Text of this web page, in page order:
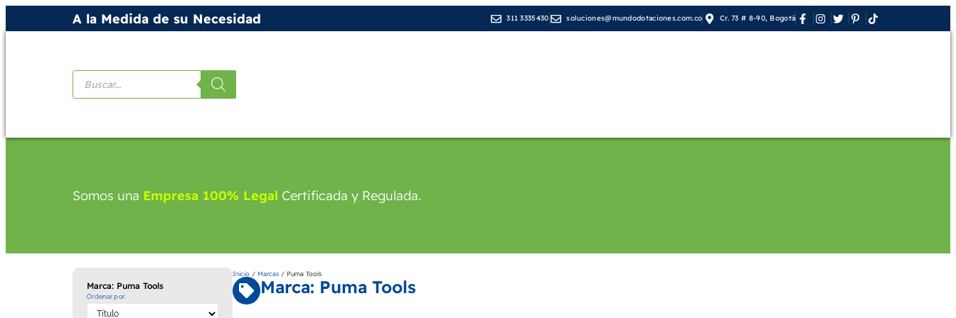
A la Medida de su Necesidad 311 3335430 soluciones@mundodotaciones.com.co Cr. 73 # 8-90, Bogotá
Somos una Empresa 100% Legal Certificada y Regulada.
Marca: Puma Tools
Ordenar por:
Inicio/ Marcas/ Puma Tools
Marca: Puma Tools